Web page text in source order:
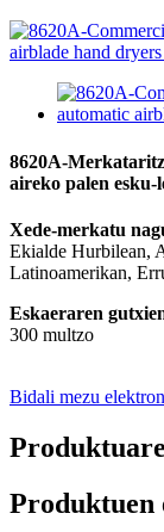
8620A-
aireko palen
Xede-merkatu
Ekialde Hurbilean,
Latinoamerikan,
Eskaeraren
300 multzo
Bidali mezu
Produktuen